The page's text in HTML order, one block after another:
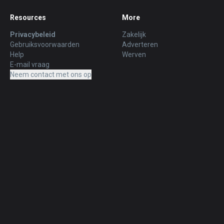
Resources
Privacybeleid
Gebruiksvoorwaarden
Help
E-mail vraag
Neem contact met ons op
More
Zakelijk
Adverteren
Werven